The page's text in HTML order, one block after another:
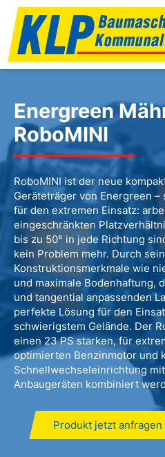
Energreen
RoboMINI
RoboMINI ist der neue
Geräteträger von Energreen
für den extremen Einsatz:
eingeschränkten
bis zu 50° in jede Richtung
kein Problem mehr. Durch
Konstruktionsmerkmale wie
und maximale Bodenhaftung,
und tangential anpassenden
perfekte Lösung für den
schwierigstem Gelände. Der
einen 23 PS starken, für
optimierten Benzinmotor und
Schnellwechseleinrichtung
Anbaugeräten kombiniert
Produkt jetzt anfragen